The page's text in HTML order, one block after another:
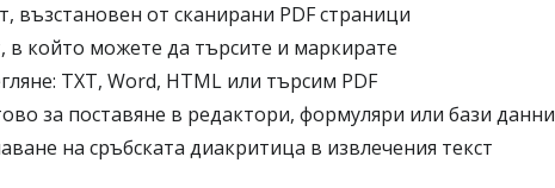
възстановен от сканирани PDF страници
в който можете да търсите и маркирате
TXT, Word, HTML или търсим PDF
за поставяне в редактори, формуляри или бази данни
на сръбската диакритица в извлечения текст